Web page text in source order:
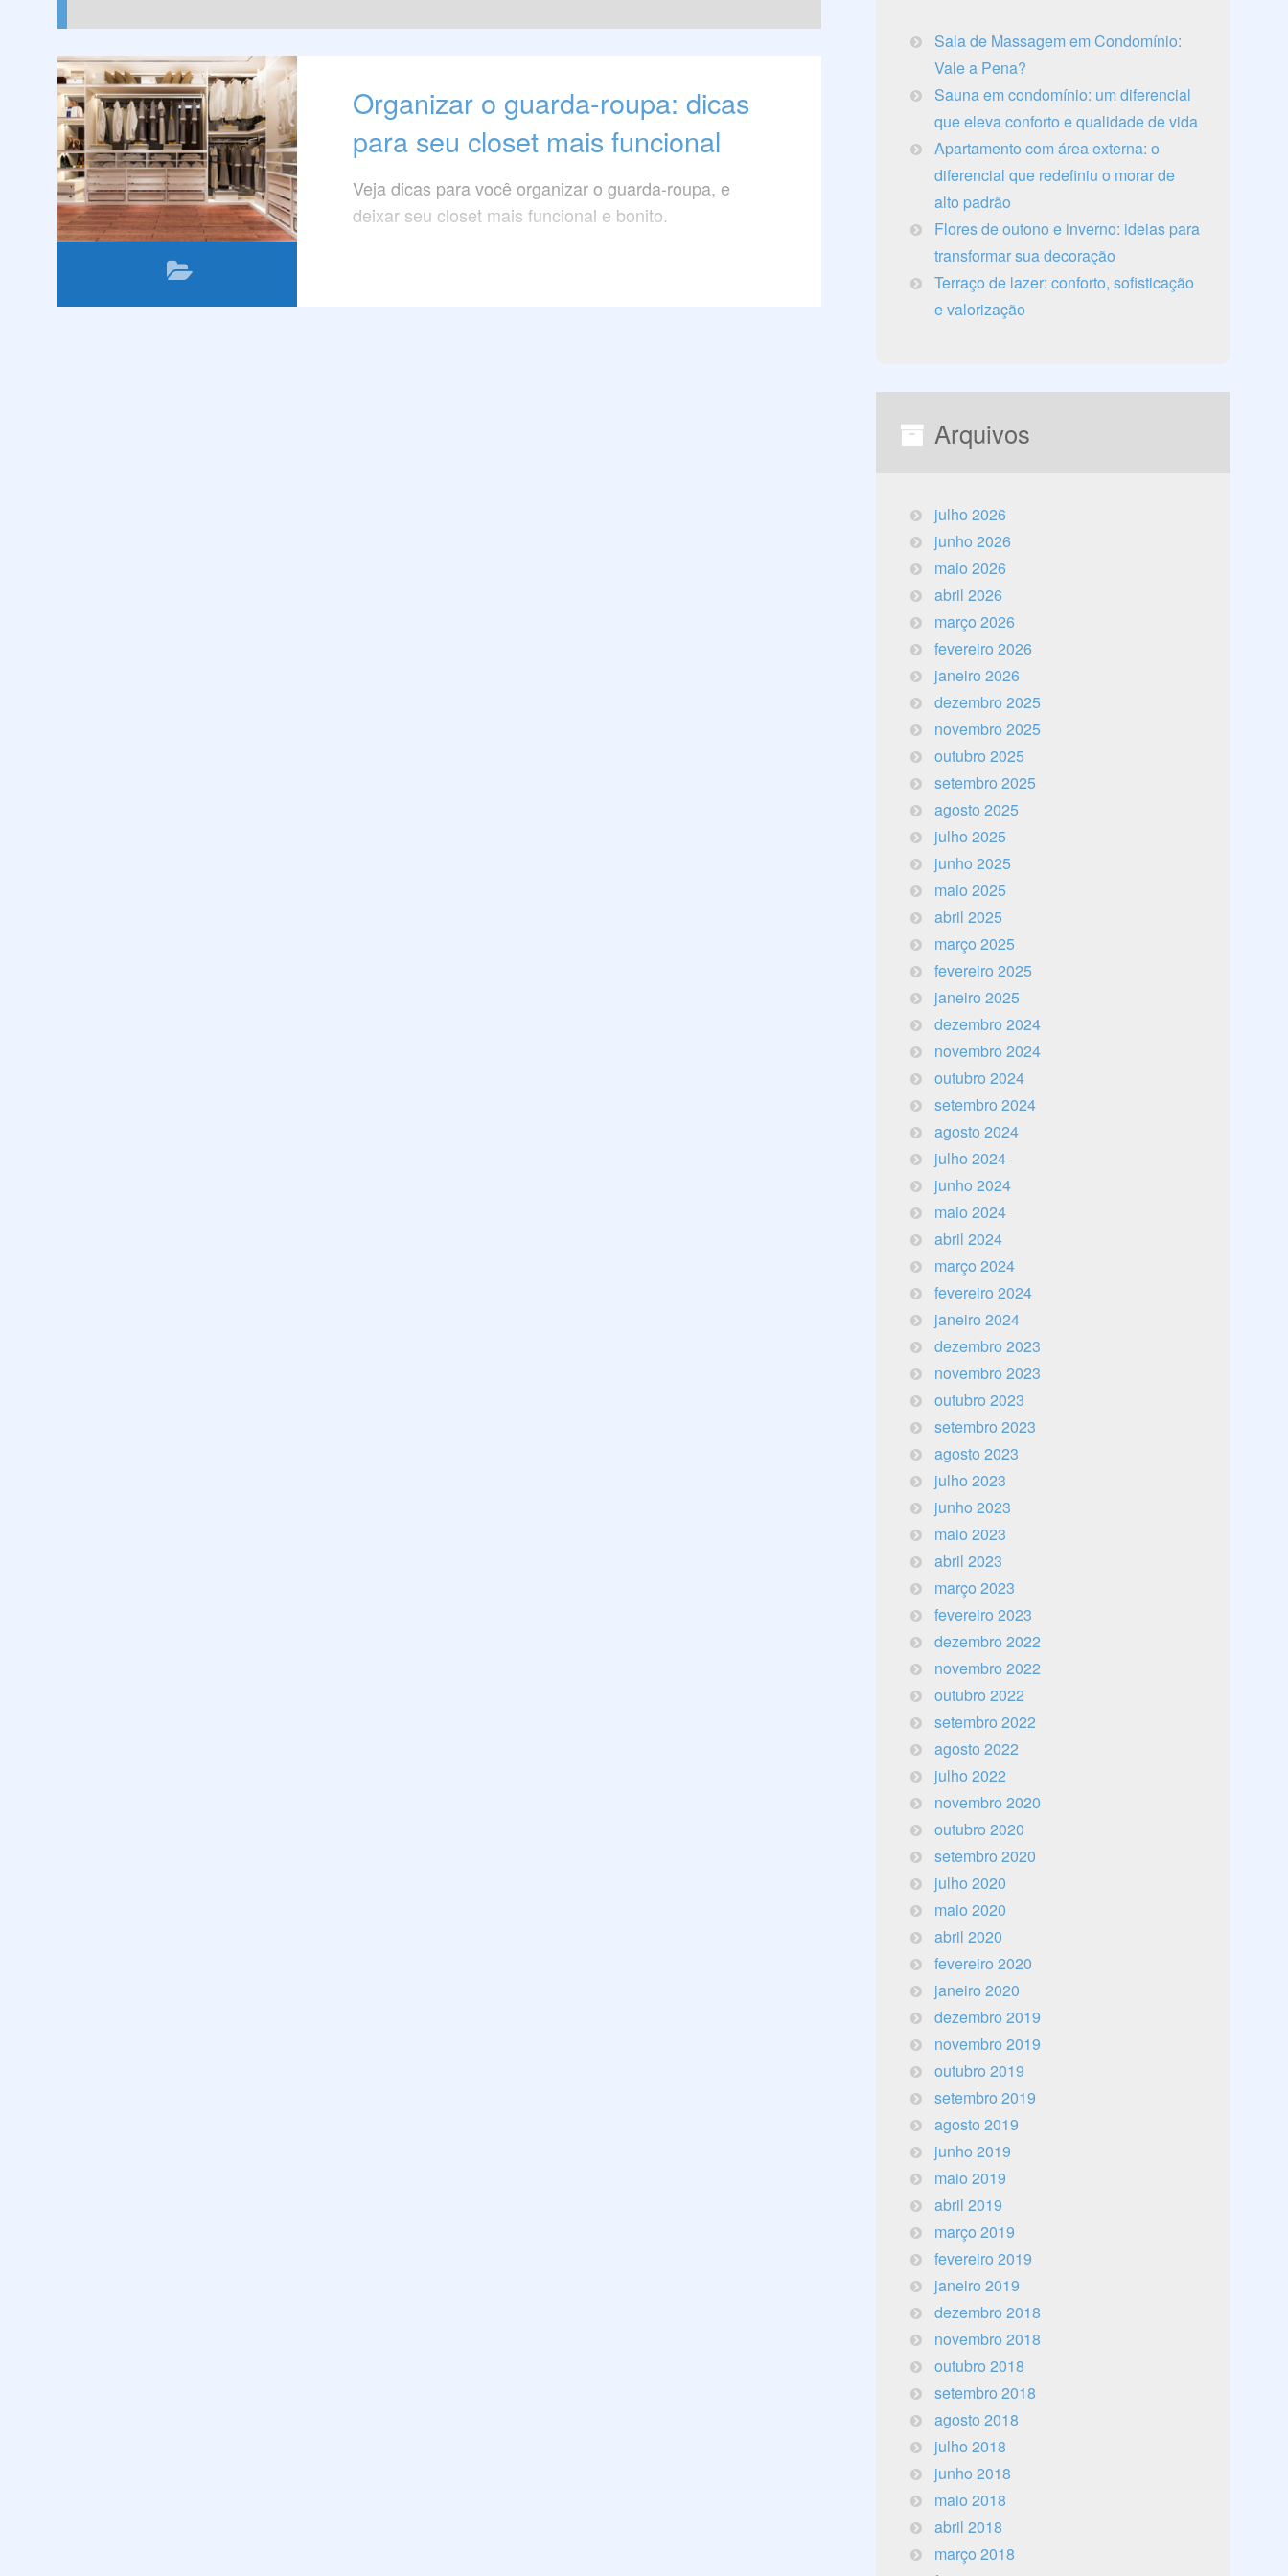
Organizar o guarda-roupa: dicas
para seu closet mais funcional
Veja dicas para você organizar o guarda-roupa, e
deixar seu closet mais funcional e bonito.
Sala de Massagem em Condomínio:
Vale a Pena?
Sauna em condomínio: um diferencial
que eleva conforto e qualidade de vida
Apartamento com área externa: o
diferencial que redefiniu o morar de
alto padrão
Flores de outono e inverno: ideias para
transformar sua decoração
Terraço de lazer: conforto, sofisticação
e valorização
Arquivos
julho 2026
junho 2026
maio 2026
abril 2026
março 2026
fevereiro 2026
janeiro 2026
dezembro 2025
novembro 2025
outubro 2025
setembro 2025
agosto 2025
julho 2025
junho 2025
maio 2025
abril 2025
março 2025
fevereiro 2025
janeiro 2025
dezembro 2024
novembro 2024
outubro 2024
setembro 2024
agosto 2024
julho 2024
junho 2024
maio 2024
abril 2024
março 2024
fevereiro 2024
janeiro 2024
dezembro 2023
novembro 2023
outubro 2023
setembro 2023
agosto 2023
julho 2023
junho 2023
maio 2023
abril 2023
março 2023
fevereiro 2023
dezembro 2022
novembro 2022
outubro 2022
setembro 2022
agosto 2022
julho 2022
novembro 2020
outubro 2020
setembro 2020
julho 2020
maio 2020
abril 2020
fevereiro 2020
janeiro 2020
dezembro 2019
novembro 2019
outubro 2019
setembro 2019
agosto 2019
junho 2019
maio 2019
abril 2019
março 2019
fevereiro 2019
janeiro 2019
dezembro 2018
novembro 2018
outubro 2018
setembro 2018
agosto 2018
julho 2018
junho 2018
maio 2018
abril 2018
março 2018